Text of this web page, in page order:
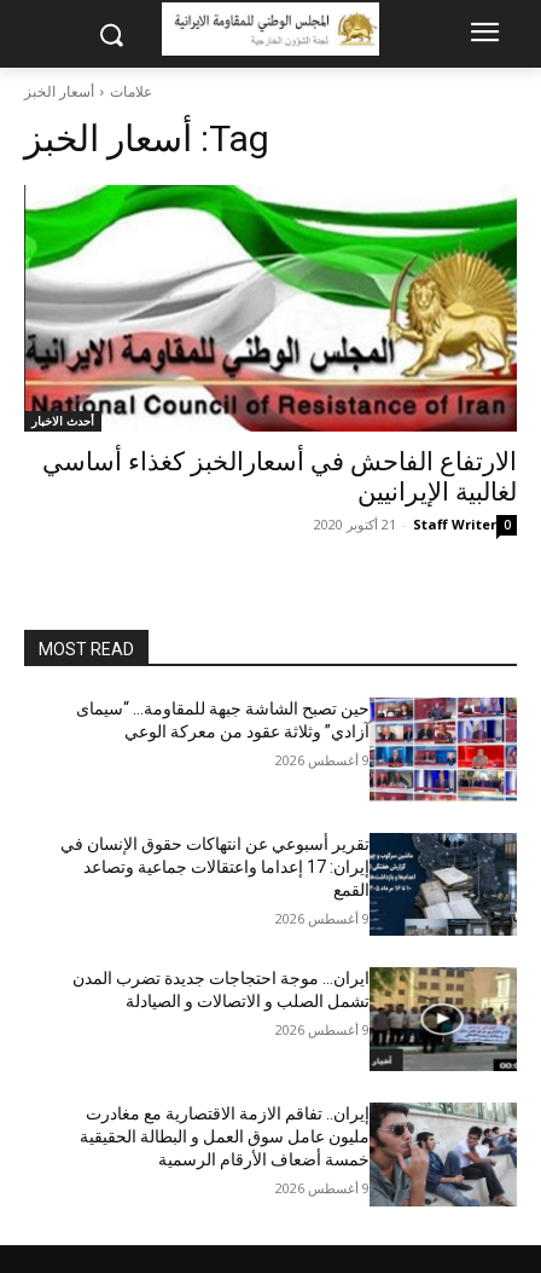
علامات أسعار الخبز
Tag: أسعار الخبز
أحدث الاخبار
الارتفاع الفاحش في أسعارالخبز كغذاء أساسي
لغالبية الإيرانيين
Staff Writer
- 21 أكتوبر 2020 0
MOST READ
حين تصبح الشاشة جبهة للمقاومة… “سيمای
آزادي” وثلاثة عقود من معركة الوعي
9 أغسطس 2026
تقرير أسبوعي عن انتهاكات حقوق الإنسان في
إيران: 17 إعداما واعتقالات جماعية وتصاعد
القمع
9 أغسطس 2026
ایران… موجة احتجاجات جديدة تضرب المدن
تشمل الصلب و الاتصالات و الصیادلة
9 أغسطس 2026
إيران.. تفاقم الازمة الاقتصاریة مع مغادرت
مليون عامل سوق العمل و البطالة الحقيقية
خمسة أضعاف الأرقام الرسمية
9 أغسطس 2026